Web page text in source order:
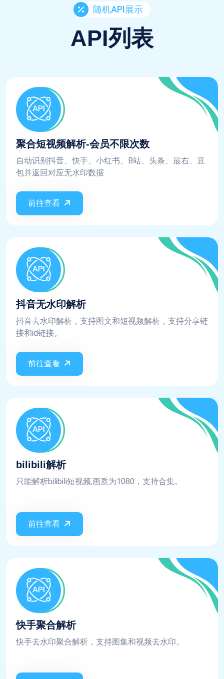
随机API展示
API列表
聚合短视频解析-会员不限次数
自动识别抖音、快手、小红书、B站、头条、最右、豆
包并返回对应无水印数据
前往查看
抖音无水印解析
抖音去水印解析，支持图文和短视频解析，支持分享链
接和id链接。
前往查看
bilibili解析
只能解析bilibili短视频,画质为1080，支持合集。
前往查看
快手聚合解析
快手去水印聚合解析，支持图集和视频去水印。